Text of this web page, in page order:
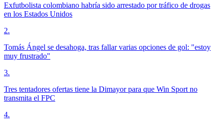
Exfutbolista colombiano habría sido arrestado por tráfico de drogas
en los Estados Unidos
2.
Tomás Ángel se desahoga, tras fallar varias opciones de gol: "estoy
muy frustrado"
3.
Tres tentadores ofertas tiene la Dimayor para que Win Sport no
transmita el FPC
4.